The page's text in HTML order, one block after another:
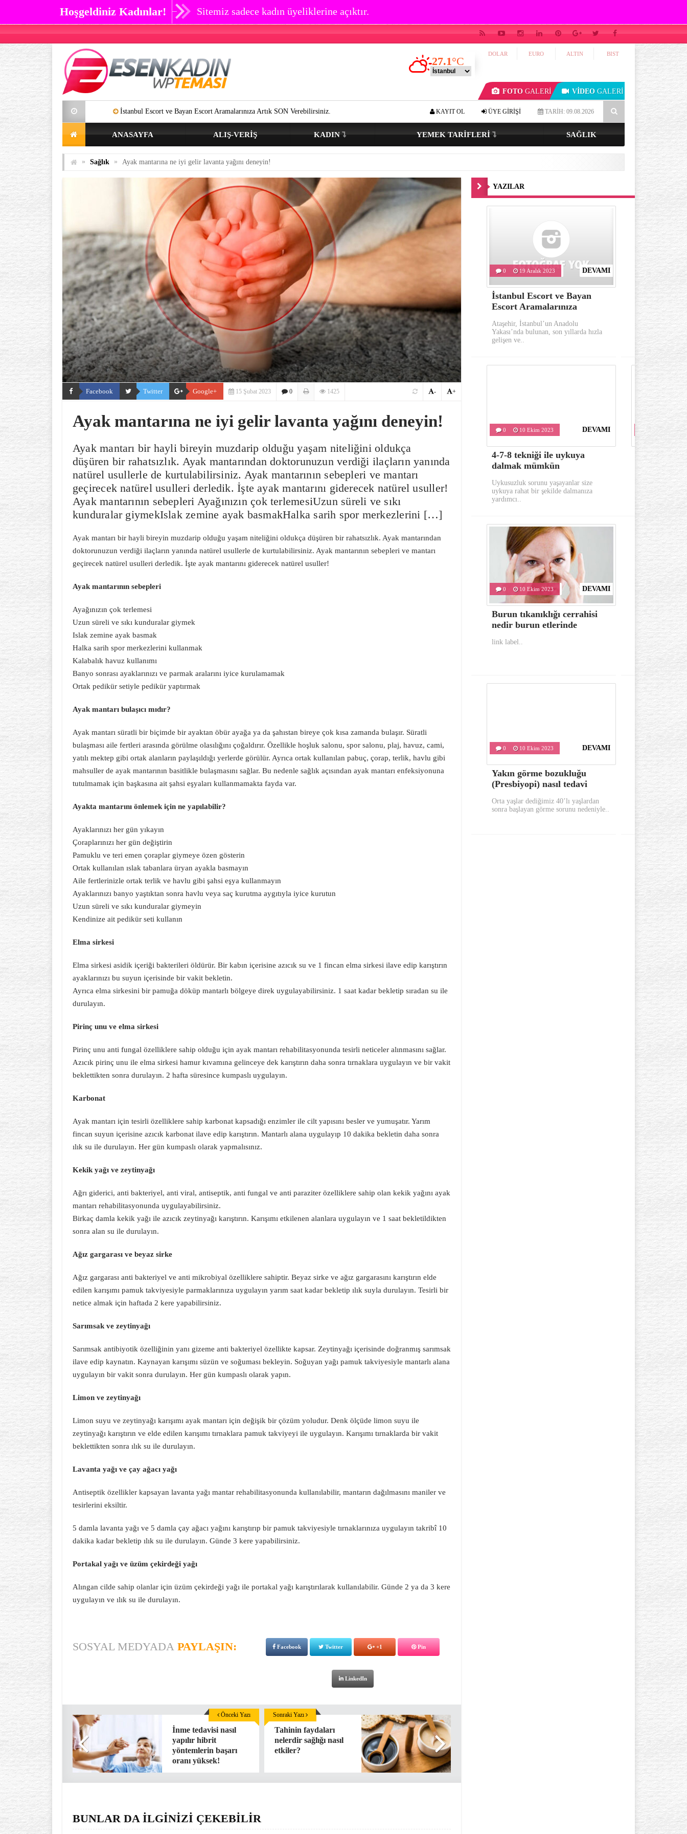
Hoşgeldiniz Kadınlar! Sitemiz sadece kadın üyeliklerine açıktır.
FOTO GALERİ VİDEO GALERİ
DOLAR EURO ALTIN BIST
27.1°C
İstanbul Escort ve Bayan Escort Aramalarınıza Artık SON Verebilirsiniz. Göz çevresi kırışıklık oluşumu kaç yaşında başlar? Açık tenli ve renkli gözlüyseniz… 4-7-8 tekniği ile uykuya dalmak
TARİH: 09.08.2026
ÜYE GİRİŞİ
KAYIT OL
ANASAYFA ALIŞ-VERIŞ KADIN YEMEK TARIFLERI SAĞLIK
» Sağlık » Ayak mantarına ne iyi gelir lavanta yağını deneyin!
Facebook Twitter Google+ 15 Şubat 2023 0 1425 +
-
Ayak mantarına ne iyi gelir lavanta yağını deneyin!
Ayak mantarı bir hayli bireyin muzdarip olduğu yaşam niteliğini oldukça
düşüren bir rahatsızlık. Ayak mantarından doktorunuzun verdiği ilaçların yanında
natürel usullerle de kurtulabilirsiniz. Ayak mantarının sebepleri ve mantarı
geçirecek natürel usulleri derledik. İşte ayak mantarını giderecek natürel usuller!
Ayak mantarının sebepleri Ayağınızın çok terlemesiUzun süreli ve sıkı
kunduralar giymekIslak zemine ayak basmakHalka sarih spor merkezlerini […]
Ayak mantarı bir hayli bireyin muzdarip olduğu yaşam niteliğini oldukça düşüren bir rahatsızlık. Ayak mantarından
doktorunuzun verdiği ilaçların yanında natürel usullerle de kurtulabilirsiniz. Ayak mantarının sebepleri ve mantarı
geçirecek natürel usulleri derledik. İşte ayak mantarını giderecek natürel usuller!
Ayak mantarının sebepleri
Ayağınızın çok terlemesi
Uzun süreli ve sıkı kunduralar giymek
Islak zemine ayak basmak
Halka sarih spor merkezlerini kullanmak
Kalabalık havuz kullanımı
Banyo sonrası ayaklarınızı ve parmak aralarını iyice kurulamamak
Ortak pedikür setiyle pedikür yaptırmak
Ayak mantarı bulaşıcı mıdır?
Ayak mantarı süratli bir biçimde bir ayaktan öbür ayağa ya da şahıstan bireye çok kısa zamanda bulaşır. Süratli
bulaşması aile fertleri arasında görülme olasılığını çoğaldırır. Özellikle hoşluk salonu, spor salonu, plaj, havuz, cami,
yatılı mektep gibi ortak alanların paylaşıldığı yerlerde görülür. Ayrıca ortak kullanılan pabuç, çorap, terlik, havlu gibi
mahsuller de ayak mantarının basitlikle bulaşmasını sağlar. Bu nedenle sağlık açısından ayak mantarı enfeksiyonuna
tutulmamak için başkasına ait şahsi eşyaları kullanmamakta fayda var.
Ayakta mantarını önlemek için ne yapılabilir?
Ayaklarınızı her gün yıkayın
Çoraplarınızı her gün değiştirin
Pamuklu ve teri emen çoraplar giymeye özen gösterin
Ortak kullanılan ıslak tabanlara üryan ayakla basmayın
Aile fertlerinizle ortak terlik ve havlu gibi şahsi eşya kullanmayın
Ayaklarınızı banyo yaştıktan sonra havlu veya saç kurutma aygıtıyla iyice kurutun
Uzun süreli ve sıkı kunduralar giymeyin
Kendinize ait pedikür seti kullanın
Elma sirkesi
Elma sirkesi asidik içeriği bakterileri öldürür. Bir kabın içerisine azıcık su ve 1 fincan elma sirkesi ilave edip karıştırın
ayaklarınızı bu suyun içerisinde bir vakit bekletin.
Ayrıca elma sirkesini bir pamuğa döküp mantarlı bölgeye direk uygulayabilirsiniz. 1 saat kadar bekletip sıradan su ile
durulayın.
Pirinç unu ve elma sirkesi
Pirinç unu anti fungal özelliklere sahip olduğu için ayak mantarı rehabilitasyonunda tesirli neticeler alınmasını sağlar.
Azıcık pirinç unu ile elma sirkesi hamur kıvamına gelinceye dek karıştırın daha sonra tırnaklara uygulayın ve bir vakit
beklettikten sonra durulayın. 2 hafta süresince kumpaslı uygulayın.
Karbonat
Ayak mantarı için tesirli özelliklere sahip karbonat kapsadığı enzimler ile cilt yapısını besler ve yumuşatır. Yarım
fincan suyun içerisine azıcık karbonat ilave edip karıştırın. Mantarlı alana uygulayıp 10 dakika bekletin daha sonra
ılık su ile durulayın. Her gün kumpaslı olarak yapmalısınız.
Kekik yağı ve zeytinyağı
Ağrı giderici, anti bakteriyel, anti viral, antiseptik, anti fungal ve anti paraziter özelliklere sahip olan kekik yağını ayak
mantarı rehabilitasyonunda uygulayabilirsiniz.
Birkaç damla kekik yağı ile azıcık zeytinyağı karıştırın. Karışımı etkilenen alanlara uygulayın ve 1 saat bekletildikten
sonra alan su ile durulayın.
Ağız gargarası ve beyaz sirke
Ağız gargarası anti bakteriyel ve anti mikrobiyal özelliklere sahiptir. Beyaz sirke ve ağız gargarasını karıştırın elde
edilen karışımı pamuk takviyesiyle parmaklarınıza uygulayın yarım saat kadar bekletip ılık suyla durulayın. Tesirli bir
netice almak için haftada 2 kere yapabilirsiniz.
Sarımsak ve zeytinyağı
Sarımsak antibiyotik özelliğinin yanı gizeme anti bakteriyel özellikte kapsar. Zeytinyağı içerisinde doğranmış sarımsak
ilave edip kaynatın. Kaynayan karışımı süzün ve soğuması bekleyin. Soğuyan yağı pamuk takviyesiyle mantarlı alana
uygulayın bir vakit sonra durulayın. Her gün kumpaslı olarak yapın.
Limon ve zeytinyağı
Limon suyu ve zeytinyağı karışımı ayak mantarı için değişik bir çözüm yoludur. Denk ölçüde limon suyu ile
zeytinyağı karıştırın ve elde edilen karışımı tırnaklara pamuk takviyeyi ile uygulayın. Karışımı tırnaklarda bir vakit
beklettikten sonra ılık su ile durulayın.
Lavanta yağı ve çay ağacı yağı
Antiseptik özellikler kapsayan lavanta yağı mantar rehabilitasyonunda kullanılabilir, mantarın dağılmasını maniler ve
tesirlerini eksiltir.
5 damla lavanta yağı ve 5 damla çay ağacı yağını karıştırıp bir pamuk takviyesiyle tırnaklarınıza uygulayın takribî 10
dakika kadar bekletip ılık su ile durulayın. Günde 3 kere yapabilirsiniz.
Portakal yağı ve üzüm çekirdeği yağı
Alıngan cilde sahip olanlar için üzüm çekirdeği yağı ile portakal yağı karıştırılarak kullanılabilir. Günde 2 ya da 3 kere
uygulayın ve ılık su ile durulayın.
SOSYAL MEDYADA PAYLAŞIN: Facebook Twitter +1 Pin
LinkedIn
İnme tedavisi nasıl
yapılır hibrit
yöntemlerin başarı
oranı yüksek!
Önceki Yazı
Tahinin faydaları
nelerdir sağlığı nasıl
etkiler?
Sonraki Yazı
BUNLAR DA İLGİNİZİ ÇEKEBİLİR
YAZILAR
DEVAMI
0 19 Aralık 2023
İstanbul Escort ve Bayan
Escort Aramalarınıza
Ataşehir, İstanbul’un Anadolu
Yakası’nda bulunan, son yıllarda hızla
gelişen ve..
10
Göz
oluşumu
Göz
önemli
DEVAMI
0 10 Ekim 2023
4-7-8 tekniği ile uykuya
dalmak mümkün
Uykusuzluk sorunu yaşayanlar size
uykuya rahat bir şekilde dalmanıza
yardımcı..
0 10 Ekim
Varis
aylarında
Gerek görünümü
oldukça dikkat
hastalıklardan..
DEVAMI
0 10 Ekim 2023
Burun tıkanıklığı cerrahisi
nedir burun etlerinde
link label..
0
İlk yardım
link label..
DEVAMI
0 10 Ekim 2023
Yakın görme bozukluğu
(Presbiyopi) nasıl tedavi
Orta yaşlar dediğimiz 40’lı yaşlardan
sonra başlayan görme sorunu nedeniyle..
0
bunları
Sabahları
yerinde